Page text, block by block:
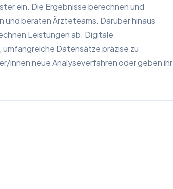
ein. Die Ergebnisse berechnen und
beraten Ärzteteams. Darüber hinaus
Leistungen ab. Digitale
Datensätze präzise zu
innen neue Analyseverfahren oder geben ihr